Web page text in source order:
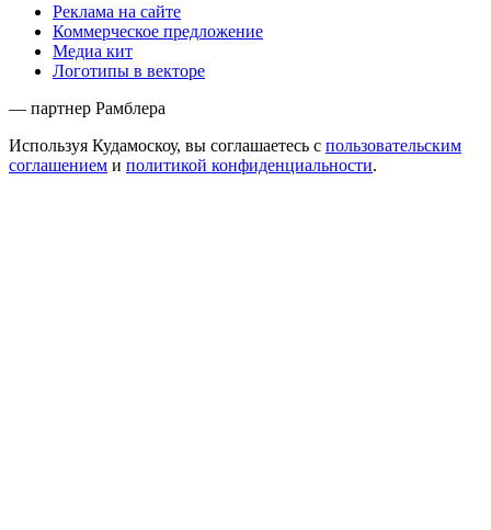
Реклама на сайте
Коммерческое предложение
Медиа кит
Логотипы в векторе
— партнер Рамблера
Используя Кудамоскоу, вы соглашаетесь с пользовательским
соглашением и политикой конфиденциальности.